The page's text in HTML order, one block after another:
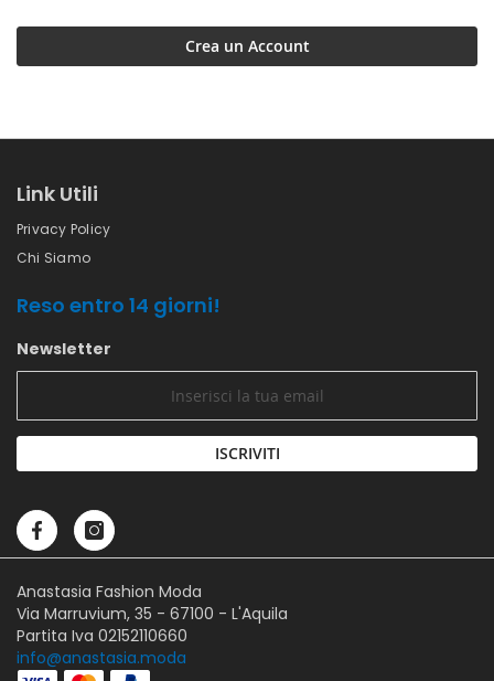
Crea un Account
Link Utili
Privacy Policy
Chi Siamo
Reso entro 14 giorni!
Newsletter
ISCRIVITI
Anastasia Fashion Moda
Via Marruvium, 35 - 67100 - L'Aquila
Partita Iva 02152110660
info@anastasia.moda